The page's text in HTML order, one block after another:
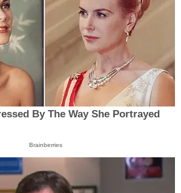
By The Way She Portrayed
Brainberries